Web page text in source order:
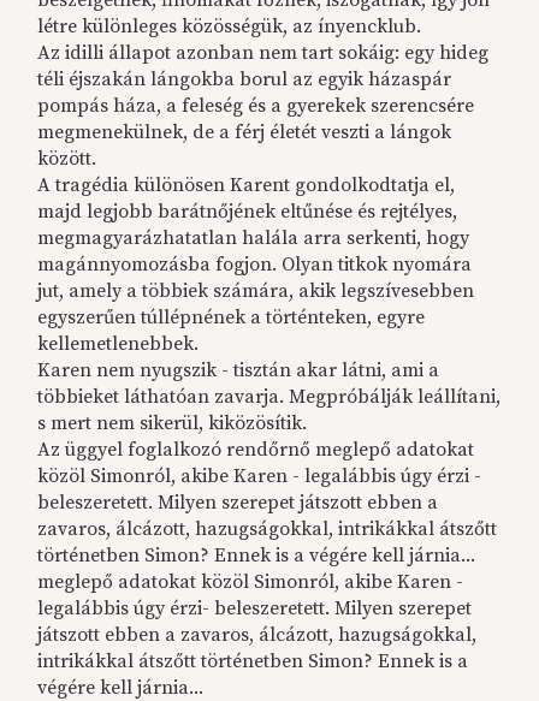
létre különleges közösségük, az ínyencklub.
Az idilli állapot azonban nem tart sokáig: egy hideg
téli éjszakán lángokba borul az egyik házaspár
pompás háza, a feleség és a gyerekek szerencsére
megmenekülnek, de a férj életét veszti a lángok
között.
A tragédia különösen Karent gondolkodtatja el,
majd legjobb barátnőjének eltűnése és rejtélyes,
megmagyarázhatatlan halála arra serkenti, hogy
magánnyomozásba fogjon. Olyan titkok nyomára
jut, amely a többiek számára, akik legszívesebben
egyszerűen túllépnének a történteken, egyre
kellemetlenebbek.
Karen nem nyugszik - tisztán akar látni, ami a
többieket láthatóan zavarja. Megpróbálják leállítani,
s mert nem sikerül, kiközösítik.
Az üggyel foglalkozó rendőrnő meglepő adatokat
közöl Simonról, akibe Karen - legalábbis úgy érzi -
beleszeretett. Milyen szerepet játszott ebben a
zavaros, álcázott, hazugságokkal, intrikákkal átszőtt
történetben Simon? Ennek is a végére kell járnia...
meglepő adatokat közöl Simonról, akibe Karen -
legalábbis úgy érzi- beleszeretett. Milyen szerepet
játszott ebben a zavaros, álcázott, hazugságokkal,
intrikákkal átszőtt történetben Simon? Ennek is a
végére kell járnia...